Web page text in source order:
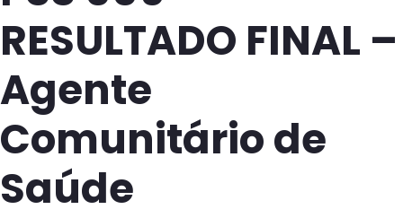
RESULTADO FINAL –
Agente
Comunitário de
Saúde